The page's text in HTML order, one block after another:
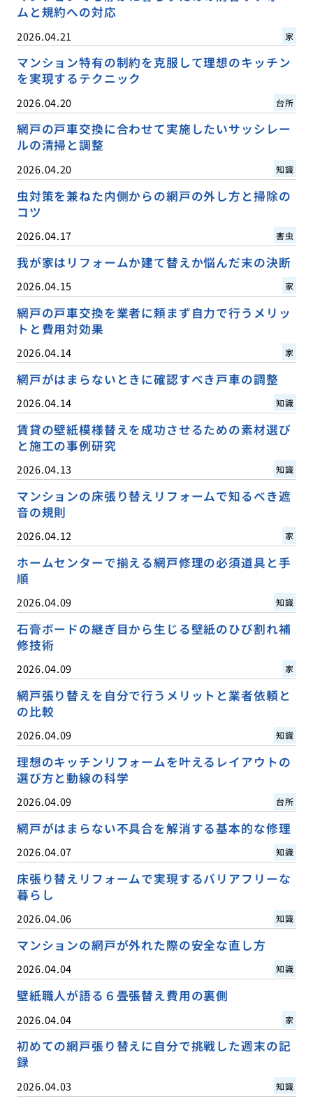
ムと規約への対応
2026.04.21 家
マンション特有の制約を克服して理想のキッチン
を実現するテクニック
2026.04.20 台所
網戸の戸車交換に合わせて実施したいサッシレー
ルの清掃と調整
2026.04.20 知識
虫対策を兼ねた内側からの網戸の外し方と掃除の
コツ
2026.04.17 害虫
我が家はリフォームか建て替えか悩んだ末の決断
2026.04.15 家
網戸の戸車交換を業者に頼まず自力で行うメリッ
トと費用対効果
2026.04.14 家
網戸がはまらないときに確認すべき戸車の調整
2026.04.14 知識
賃貸の壁紙模様替えを成功させるための素材選び
と施工の事例研究
2026.04.13 知識
マンションの床張り替えリフォームで知るべき遮
音の規則
2026.04.12 家
ホームセンターで揃える網戸修理の必須道具と手
順
2026.04.09 知識
石膏ボードの継ぎ目から生じる壁紙のひび割れ補
修技術
2026.04.09 家
網戸張り替えを自分で行うメリットと業者依頼と
の比較
2026.04.09 知識
理想のキッチンリフォームを叶えるレイアウトの
選び方と動線の科学
2026.04.09 台所
網戸がはまらない不具合を解消する基本的な修理
2026.04.07 知識
床張り替えリフォームで実現するバリアフリーな
暮らし
2026.04.06 知識
マンションの網戸が外れた際の安全な直し方
2026.04.04 知識
壁紙職人が語る６畳張替え費用の裏側
2026.04.04 家
初めての網戸張り替えに自分で挑戦した週末の記
録
2026.04.03 知識